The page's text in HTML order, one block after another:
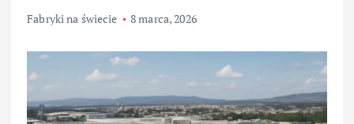
Fabryki na świecie 8 marca, 2026